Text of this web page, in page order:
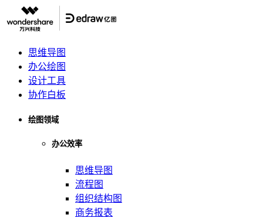
思维导图
办公绘图
设计工具
协作白板
绘图领域
办公效率
思维导图
流程图
组织结构图
商务报表